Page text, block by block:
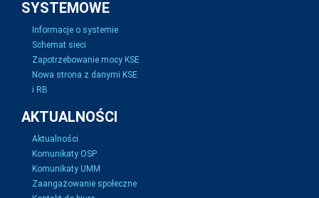
SYSTEMOWE
Informacje o systemie
Schemat sieci
Zapotrzebowanie mocy KSE
Nowa strona z danymi KSE
i RB
AKTUALNOŚCI
Aktualności
Komunikaty OSP
Komunikaty UMM
Zaangażowanie społeczne